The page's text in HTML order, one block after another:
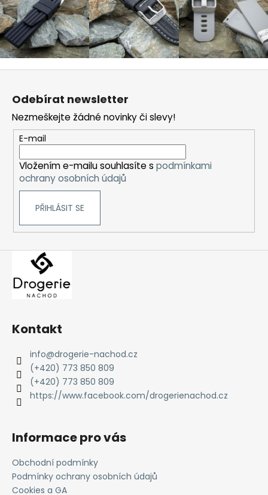
Odebírat newsletter
Nezmeškejte žádné novinky či slevy!
E-mail
Vložením e-mailu souhlasíte s podmínkami
ochrany osobních údajů
PŘIHLÁSIT SE
Kontakt
info@drogerie-nachod.cz
(+420) 773 850 809
(+420) 773 850 809
https://www.facebook.com/drogerienachod.cz
Informace pro vás
Obchodní podmínky
Podmínky ochrany osobních údajů
Cookies a GA